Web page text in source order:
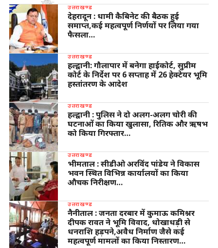
उत्तराखण्ड
देहरादून : धामी कैबिनेट की बैठक हुई
समाप्त,कई महत्वपूर्ण निर्णयों पर लिया गया
फैसला…
उत्तराखण्ड
हल्द्वानी: गौलापार में बनेगा हाईकोर्ट, सुप्रीम
कोर्ट के निर्देश पर 6 सप्ताह में 26 हेक्टेयर भूमि
हस्तांतरण के आदेश
उत्तराखण्ड
हल्द्वानी : पुलिस ने दो अलग-अलग चोरी की
घटनाओं का किया खुलासा, रितिक और ऋषभ
को किया गिरफ्तार…
उत्तराखण्ड
भीमताल : सीडीओ अरविंद पांडेय ने विकास
भवन स्थित विभिन्न कार्यालयों का किया
औचक निरीक्षण…
उत्तराखण्ड
नैनीताल : जनता दरबार में कुमाऊ कमिश्नर
दीपक रावत ने भूमि विवाद, धोखाधड़ी से
धनराशि हड़पने,अवैध निर्माण जैसे कई
महत्वपूर्ण मामलों का किया निस्तारण…